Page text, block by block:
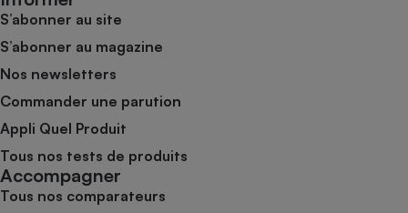
S’abonner au site
S’abonner au magazine
Nos newsletters
Commander une parution
Appli Quel Produit
Tous nos tests de produits
Accompagner
Tous nos comparateurs